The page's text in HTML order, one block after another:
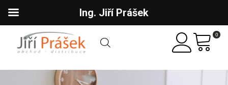
0
Ing. Jiří Prášek